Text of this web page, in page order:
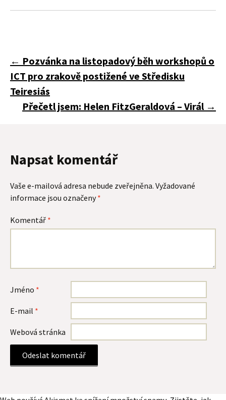
Navigace
pro
← Pozvánka na listopadový běh workshopů o
ICT pro zrakově postižené ve Středisku
Teiresiás
Přečetl jsem: Helen FitzGeraldová – Virál →
Napsat komentář
Vaše e-mailová adresa nebude zveřejněna. Vyžadované
informace jsou označeny*
Komentář *
Jméno *
E-mail *
Webová stránka